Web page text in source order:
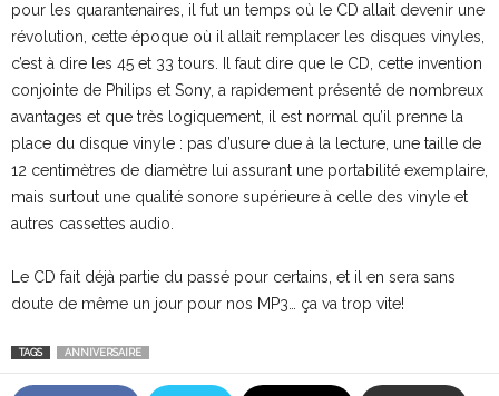
pour les quarantenaires, il fut un temps où le CD allait devenir une
révolution, cette époque où il allait remplacer les disques vinyles,
c’est à dire les 45 et 33 tours. Il faut dire que le CD, cette invention
conjointe de Philips et Sony, a rapidement présenté de nombreux
avantages et que très logiquement, il est normal qu’il prenne la
place du disque vinyle : pas d’usure due à la lecture, une taille de
12 centimètres de diamètre lui assurant une portabilité exemplaire,
mais surtout une qualité sonore supérieure à celle des vinyle et
autres cassettes audio.
Le CD fait déjà partie du passé pour certains, et il en sera sans
doute de même un jour pour nos MP3… ça va trop vite!
TAGS ANNIVERSAIRE